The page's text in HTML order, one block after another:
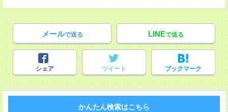
メールで送る LINEで送る
シェア ツイート ブックマーク
かんたん検索はこちら